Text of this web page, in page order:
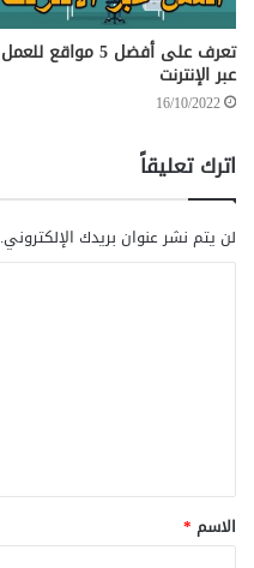
تعرف على أفضل 5 مواقع للعمل
عبر الإنترنت
16/10/2022
اترك تعليقاً
لن يتم نشر عنوان بريدك الإلكتروني.
ق
*
الاسم *